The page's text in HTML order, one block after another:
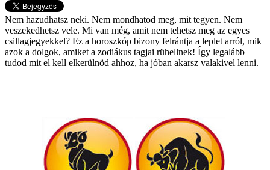
Nem hazudhatsz neki. Nem mondhatod meg, mit tegyen. Nem
veszekedhetsz vele. Mi van még, amit nem tehetsz meg az egyes
csillagjegyekkel? Ez a horoszkóp bizony felrántja a leplet arról, mik
azok a dolgok, amiket a zodiákus tagjai rühellnek! Így legalább
tudod mit el kell elkerülnöd ahhoz, ha jóban akarsz valakivel lenni.